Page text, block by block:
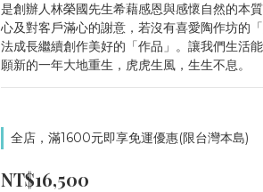
是創辦人林榮國先生希藉感恩與感懷自然的本
心及對客戶滿心的謝意，若沒有喜愛陶作坊的
法成長繼續創作美好的「作品」。讓我們生活能
願新的一年大地重生，虎虎生風，生生不息。
全店，滿1600元即享免運優惠(限台灣本島)
NT$16,500